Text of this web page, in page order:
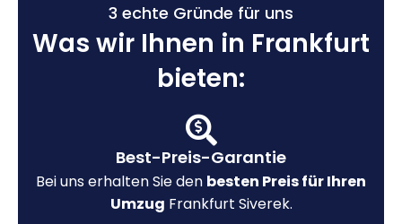
3 echte Gründe für uns
Was wir Ihnen in Frankfurt
bieten:
Best-Preis-Garantie
Bei uns erhalten Sie den besten Preis für Ihren
Umzug Frankfurt Siverek.